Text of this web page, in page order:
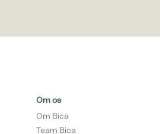
Om os
Om Bica
Team Bica